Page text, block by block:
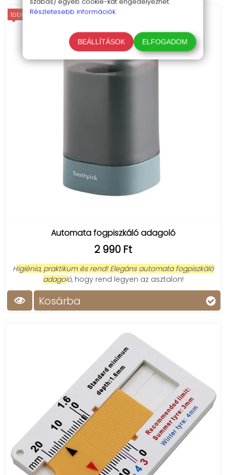
több színben
Automata fogpiszkáló adagoló
2 990 Ft
Higiénia, praktikum és rend! Elegáns automata fogpiszkáló
adagoló, hogy rend legyen az asztalon!
Kosárba
Részletesebb információk.
BEÁLLÍTÁSOK ELFOGADOM